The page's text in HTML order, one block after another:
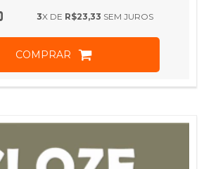
3X DE R$23,33 SEM JUROS
COMPRAR